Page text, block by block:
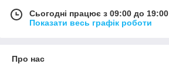
Сьогодні працює з 09:00 до 19:00
Показати весь графік роботи
Про нас